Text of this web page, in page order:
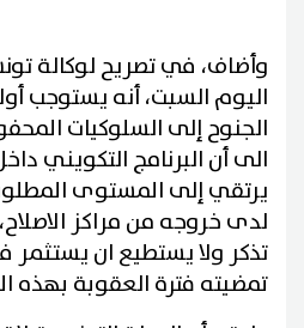
وأضاف، في تصريح لوكالة تونس
اليوم السبت، أنه يستوجب
الجنوح إلى السلوكيات
الى أن البرنامج التكويني
يرتقي إلى المستوى
لدى خروجه من مراكز
تذكر ولا يستطيع ان
تمضيته فترة العقوبة بهذه